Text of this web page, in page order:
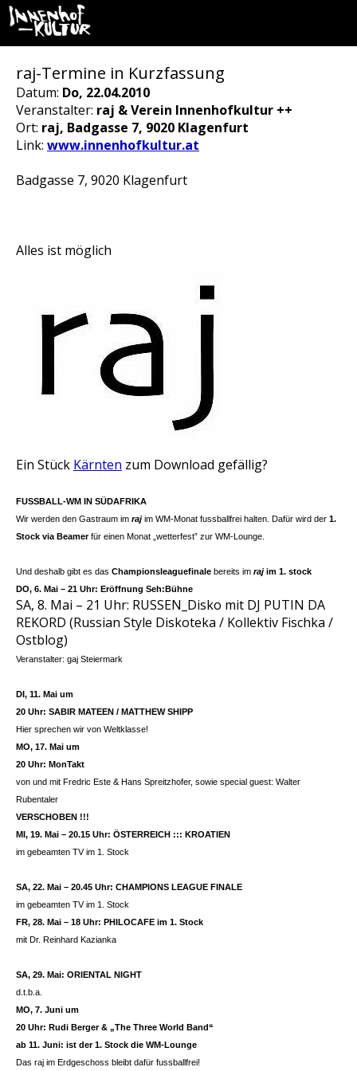
raj-Termine in Kurzfassung
Datum: Do, 22.04.2010
Veranstalter: raj & Verein Innenhofkultur ++
Ort: raj, Badgasse 7, 9020 Klagenfurt
Link: www.innenhofkultur.at
Badgasse 7, 9020 Klagenfurt
Alles ist möglich
Ein Stück Kärnten zum Download gefällig?
FUSSBALL-WM IN SÜDAFRIKA
Wir werden den Gastraum im rajim WM-Monat fussballfrei halten. Dafür wird der 1.
Stock via Beamerfür einen Monat „wetterfest” zur WM-Lounge.
Und deshalb gibt es das Championsleaguefinale bereits im rajim 1. stock
DO, 6. Mai – 21 Uhr: Eröffnung Seh:Bühne
SA, 8. Mai – 21 Uhr: RUSSEN_Disko mit DJ PUTIN DA
REKORD (Russian Style Diskoteka / Kollektiv Fischka /
Ostblog)
Veranstalter: gaj Steiermark
DI, 11. Mai um
20 Uhr: SABIR MATEEN / MATTHEW SHIPP
Hier sprechen wir von Weltklasse!
MO, 17. Mai um
20 Uhr: MonTakt
von und mit Fredric Este & Hans Spreitzhofer, sowie special guest: Walter
Rubentaler
VERSCHOBEN !!!
MI, 19. Mai – 20.15 Uhr: ÖSTERREICH ::: KROATIEN
im gebeamten TV im 1. Stock
SA, 22. Mai – 20.45 Uhr: CHAMPIONS LEAGUE FINALE
im gebeamten TV im 1. Stock
FR, 28. Mai – 18 Uhr: PHILOCAFE im 1. Stock
mit Dr. Reinhard Kazianka
SA, 29. Mai: ORIENTAL NIGHT
d.t.b.a.
MO, 7. Juni um
20 Uhr: Rudi Berger & „The Three World Band“
ab 11. Juni: ist der 1. Stock die WM-Lounge
Das raj im Erdgeschoss bleibt dafür fussballfrei!